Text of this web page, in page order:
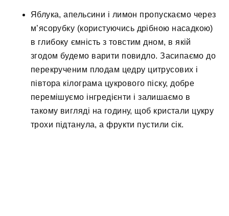
Яблука, апельсини і лимон пропускаємо через
м’ясорубку (користуючись дрібною насадкою)
в глибоку ємність з товстим дном, в якій
згодом будемо варити повидло. Засипаємо до
перекрученим плодам цедру цитрусових і
півтора кілограма цукрового піску, добре
перемішуємо інгредієнти і залишаємо в
такому вигляді на годину, щоб кристали цукру
трохи підтанула, а фрукти пустили сік.